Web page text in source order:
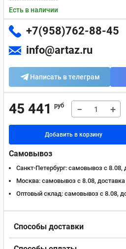
Есть в наличии
+7(958)762-88-45
info@artaz.ru
Написать в телеграм
45 441 руб − +
Добавить в корзину
Самовывоз
Санкт-Петербург: самовывоз с 8.08,
Москва: самовывоз с 8.08,
Оптовый склад: самовывоз с 8.08,
Способы доставки